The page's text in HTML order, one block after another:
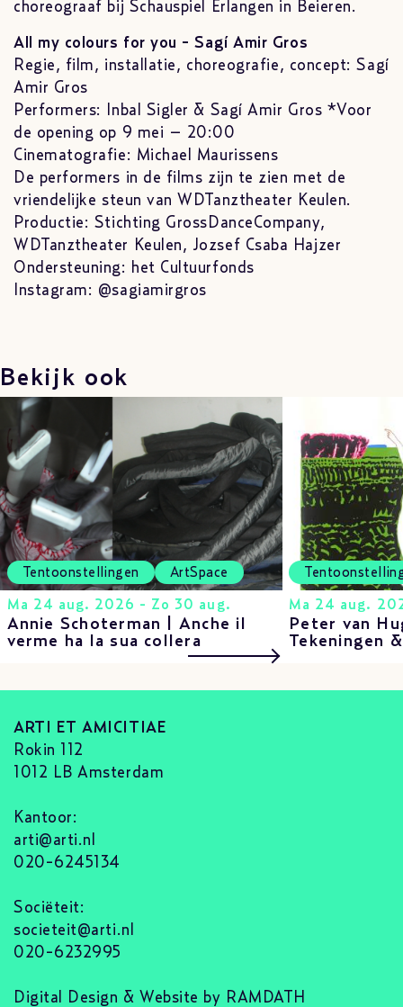
choreograaf bij Schauspiel Erlangen in Beieren.
All my colours for you - Sagí Amir Gros
Regie, film, installatie, choreografie, concept: Sagí
Amir Gros
Performers: Inbal Sigler & Sagí Amir Gros *Voor
de opening op 9 mei – 20:00
Cinematografie: Michael Maurissens
De performers in de films zijn te zien met de
vriendelijke steun van WDTanztheater Keulen.
Productie: Stichting GrossDanceCompany,
WDTanztheater Keulen, Jozsef Csaba Hajzer
Ondersteuning: het Cultuurfonds
Instagram: @sagiamirgros
Bekijk ook
Tentoonstellingen ArtSpace
Ma 24 aug. 2026 - Zo 30 aug.
Annie Schoterman | Anche il
verme ha la sua collera
Ma 24 aug.
Peter van
Tekeningen
ARTI ET AMICITIAE
Rokin 112
1012 LB Amsterdam
Kantoor:
arti@arti.nl
020-6245134
Sociëteit:
societeit@arti.nl
020-6232995
Digital Design & Website by RAMDATH